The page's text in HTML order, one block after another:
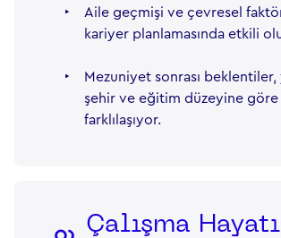
‣
Aile geçmişi ve çevresel
kariyer planlamasında etkili
‣
Mezuniyet sonrası beklentiler,
şehir ve eğitim düzeyine göre
farklılaşıyor.
Çalışma